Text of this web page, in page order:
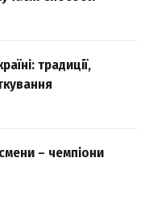
традиції,
– чемпіони